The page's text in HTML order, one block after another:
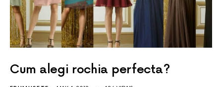
Cum alegi rochia perfecta?